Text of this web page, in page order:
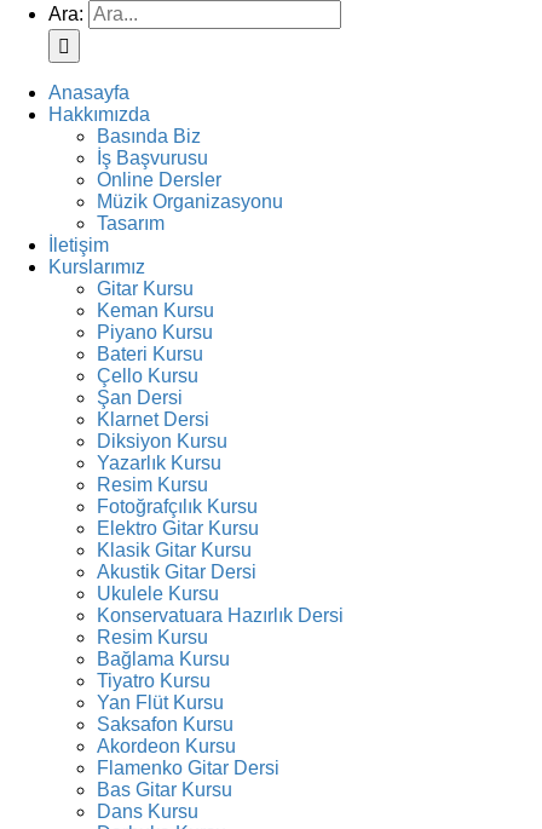
Ara:
Anasayfa
Hakkımızda
Basında Biz
İş Başvurusu
Online Dersler
Müzik Organizasyonu
Tasarım
İletişim
Kurslarımız
Gitar Kursu
Keman Kursu
Piyano Kursu
Bateri Kursu
Çello Kursu
Şan Dersi
Klarnet Dersi
Diksiyon Kursu
Yazarlık Kursu
Resim Kursu
Fotoğrafçılık Kursu
Elektro Gitar Kursu
Klasik Gitar Kursu
Akustik Gitar Dersi
Ukulele Kursu
Konservatuara Hazırlık Dersi
Resim Kursu
Bağlama Kursu
Tiyatro Kursu
Yan Flüt Kursu
Saksafon Kursu
Akordeon Kursu
Flamenko Gitar Dersi
Bas Gitar Kursu
Dans Kursu